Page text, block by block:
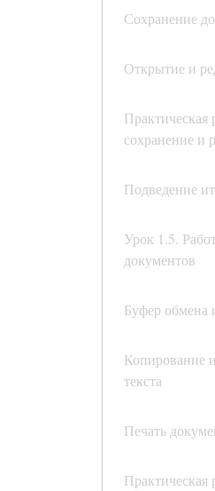
Сохранение
Открытие и
Практическая
сохранение и
Подведение
Урок 1.5.
документов
Буфер обмена
Копирование
текста
Печать
Практическая